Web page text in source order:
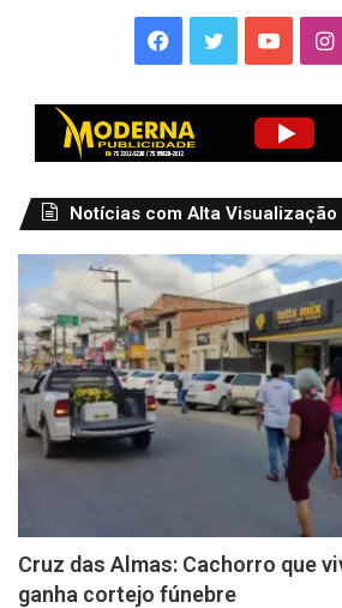
Facebook
Twitter
Notícias com Alta Visualização
Cruz das Almas: Cachorro que
ganha cortejo fúnebre